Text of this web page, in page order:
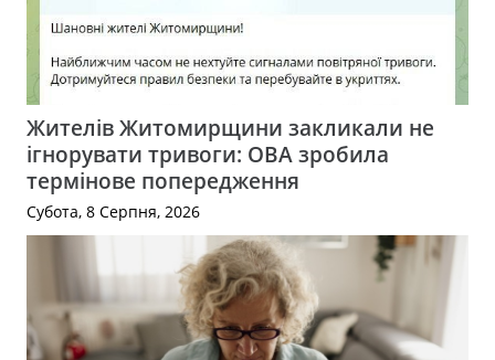
Жителів Житомирщини закликали не
ігнорувати тривоги: ОВА зробила
термінове попередження
Субота, 8 Серпня, 2026